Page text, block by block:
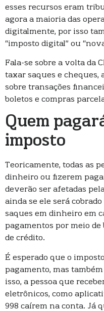
esses recursos eram
agora a maioria das
digitalmente, por isso
“imposto digital” ou
Fala-se sobre a volta da
taxar saques e cheques,
sobre transações
boletos e compras
Quem
imposto
Teoricamente, todas as
dinheiro ou fizerem
deverão ser afetadas
ainda se ele será
saques em dinheiro em
pagamentos por meio
de crédito.
É esperado que o
pagamento, mas
isso, a pessoa que
eletrônicos, como
998 caírem na conta. Já